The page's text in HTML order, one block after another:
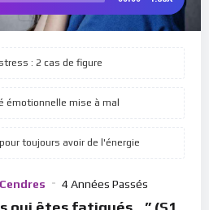
: 2 cas de figure
émotionnelle mise à mal
toujours avoir de l'énergie
4 Années Passés